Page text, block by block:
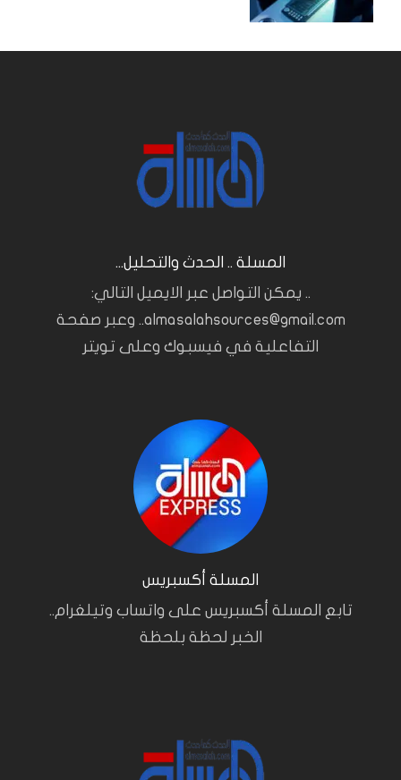
المسلة .. الحدث والتحليل...
.. يمكن التواصل عبر الايميل التالي:
almasalahsources@gmail.com.. وعبر صفحة
التفاعلية في فيسبوك وعلى تويتر
المسلة أكسبريس
تابع المسلة أكسبريس على واتساب وتيلغرام..
الخبر لحظة بلحظة